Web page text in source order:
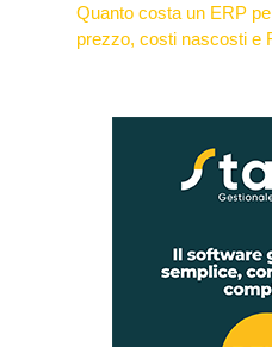
Quanto costa un ERP
prezzo, costi nascosti e